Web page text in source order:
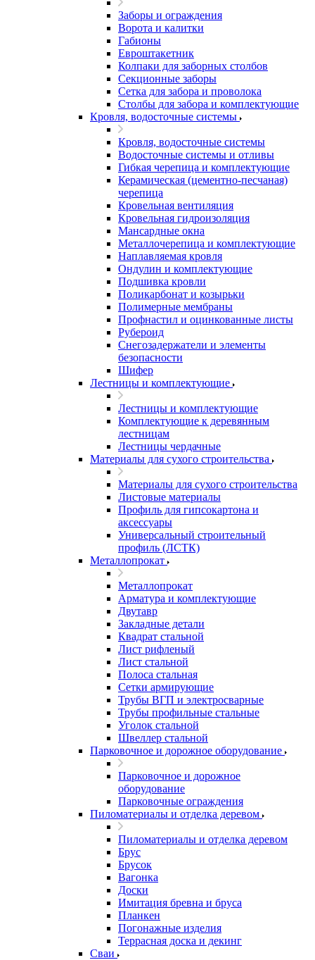
Заборы и ограждения
Ворота и калитки
Габионы
Евроштакетник
Колпаки для заборных столбов
Секционные заборы
Сетка для забора и проволока
Столбы для забора и комплектующие
Кровля, водосточные системы
Кровля, водосточные системы
Водосточные системы и отливы
Гибкая черепица и комплектующие
Керамическая (цементно-песчаная)
черепица
Кровельная вентиляция
Кровельная гидроизоляция
Мансардные окна
Металлочерепица и комплектующие
Наплавляемая кровля
Ондулин и комплектующие
Подшивка кровли
Поликарбонат и козырьки
Полимерные мембраны
Профнастил и оцинкованные листы
Рубероид
Снегозадержатели и элементы
безопасности
Шифер
Лестницы и комплектующие
Лестницы и комплектующие
Комплектующие к деревянным
лестницам
Лестницы чердачные
Материалы для сухого строительства
Материалы для сухого строительства
Листовые материалы
Профиль для гипсокартона и
аксессуары
Универсальный строительный
профиль (ЛСТК)
Металлопрокат
Металлопрокат
Арматура и комплектующие
Двутавр
Закладные детали
Квадрат стальной
Лист рифленый
Лист стальной
Полоса стальная
Сетки армирующие
Трубы ВГП и электросварные
Трубы профильные стальные
Уголок стальной
Швеллер стальной
Парковочное и дорожное оборудование
Парковочное и дорожное
оборудование
Парковочные ограждения
Пиломатериалы и отделка деревом
Пиломатериалы и отделка деревом
Брус
Брусок
Вагонка
Доски
Имитация бревна и бруса
Планкен
Погонажные изделия
Террасная доска и декинг
Сваи